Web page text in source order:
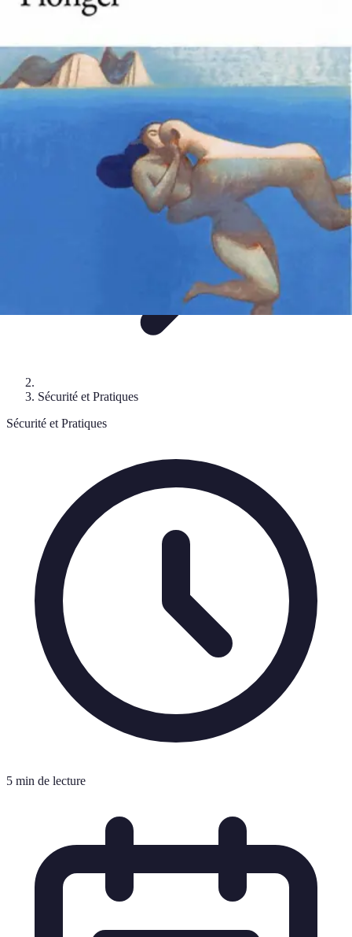
Plongée et Jet
Sécurité et Pratiques
Sécurité et Pratiques
5 min de lecture